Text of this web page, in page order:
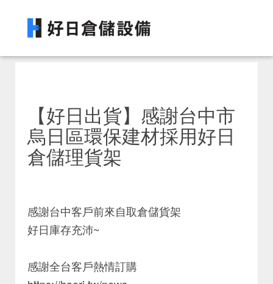
【好日出貨】感謝台中市
烏日區環保建材採用好日
倉儲理貨架
感謝台中客戶前來自取倉儲貨架
好日庫存充沛~
感謝全台客戶熱情訂購